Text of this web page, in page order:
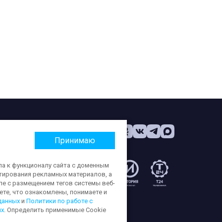
данных
Принимаю
к функционалу сайта с доменным
рекламных материалов, а
с размещением тегов системы веб-
что ознакомлены, понимаете и
и Политики по работе с
. Определить применимые Cookie